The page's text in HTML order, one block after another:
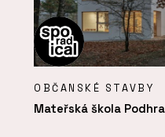
OBČANSKÉ STAVBY
Mateřská škola